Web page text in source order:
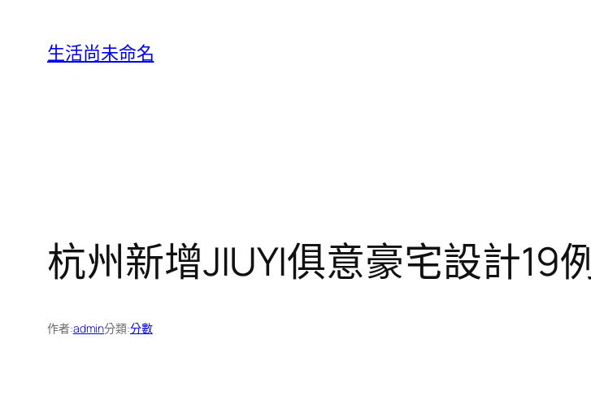
生活尚未命名
杭州新增JIUYI俱意豪宅設計19
作者:admin分類:分數